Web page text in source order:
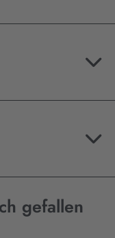
gefallen